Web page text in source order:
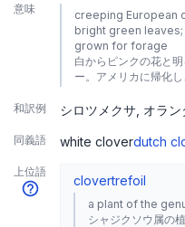
意味
creeping European
bright green
grown for forage
白からピンクの花と
ー。アメリカに帰化
和訳例 シロツメクサ オラン
同義語 white cloverdutch
上位語
clovertrefoil
a plant of the
シャジクソウ属の